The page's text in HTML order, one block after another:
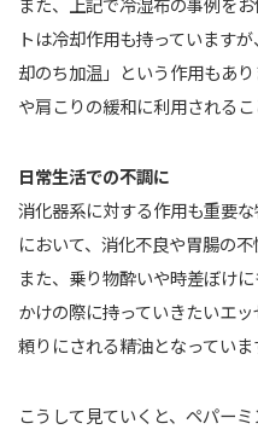
トは冷却作用も持っています
却のち加温」という作用もあ
や肩こりの緩和に利用されるこ
日常生活での不調に
消化器系に対する作用も重要
において、消化不良や胃腸の
また、乗り物酔いや時差ぼけ
かけの際に持っていきたいエッ
頼りにされる精油となっていま
こうして見ていくと、ペパーミ